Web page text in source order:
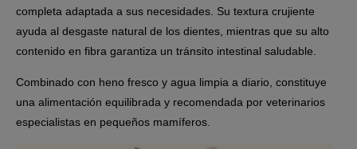
completa adaptada a sus necesidades. Su textura crujiente
ayuda al desgaste natural de los dientes, mientras que su alto
contenido en fibra garantiza un tránsito intestinal saludable.
Combinado con heno fresco y agua limpia a diario, constituye
una alimentación equilibrada y recomendada por veterinarios
especialistas en pequeños mamíferos.